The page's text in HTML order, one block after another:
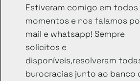
Estiveram comigo em todos
momentos e nos falamos
mail e whatsapp! Sempre
solícitos e
disponíveis,resolveram
burocracias junto ao banco